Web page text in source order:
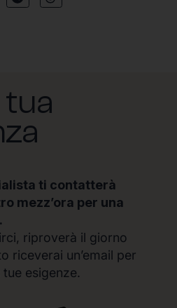
tua
ti contatterà
mezz’ora per una
riproverà il giorno
riceverai un’email per
esigenze.